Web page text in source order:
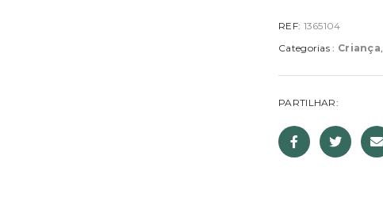
REF: 1365104
Categorias : Criança,
PARTILHAR: